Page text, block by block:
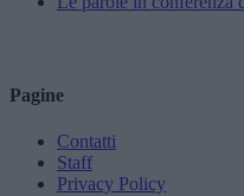
Pagine
Contatti
Staff
Privacy Policy